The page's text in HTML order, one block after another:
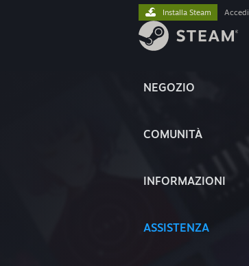
NEGOZIO
COMUNITÀ
INFORMAZIONI
ASSISTENZA
Installa Steam Accedi